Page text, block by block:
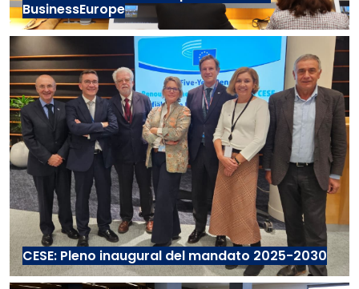
BusinessEurope
CESE: Pleno inaugural del mandato 2025-2030